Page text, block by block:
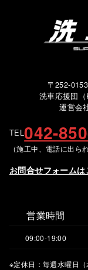
〒252-
洗車応援団
運営会
TEL042-
（施工中、電話に出ら
お問合せフォームは
営業時間
09:00-19:00
※定休日：毎週水曜日（